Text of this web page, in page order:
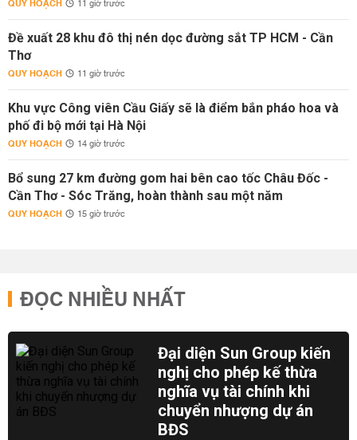
QUY HOẠCH 11 giờ trước
Đề xuất 28 khu đô thị nén dọc đường sắt TP HCM - Cần
Thơ
QUY HOẠCH 11 giờ trước
Khu vực Công viên Cầu Giấy sẽ là điểm bắn pháo hoa và
phố đi bộ mới tại Hà Nội
QUY HOẠCH 14 giờ trước
Bổ sung 27 km đường gom hai bên cao tốc Châu Đốc -
Cần Thơ - Sóc Trăng, hoàn thành sau một năm
QUY HOẠCH 15 giờ trước
ĐỌC NHIỀU NHẤT
Đại diện Sun Group kiến
nghị cho phép kế thừa
nghĩa vụ tài chính khi
chuyển nhượng dự án
BĐS